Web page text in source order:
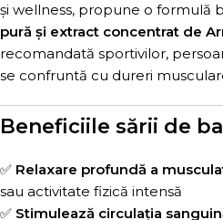
și wellness, propune o formulă
pură și extract concentrat de
recomandată sportivilor,
se confruntă cu dureri
Beneficiile sării de
✅ Relaxare profundă a
sau activitate fizică intensă
✅ Stimulează circulația